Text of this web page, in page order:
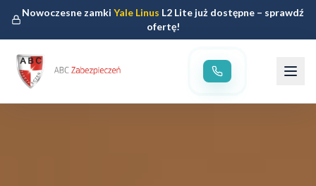
Nowoczesne zamkiYale Linus L2 Lite już dostępne – sprawdź
ofertę!